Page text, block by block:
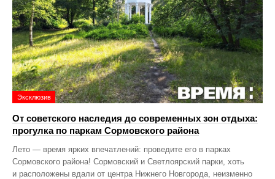
Эксклюзив
От советского наследия до современных зон отдыха:
прогулка по паркам Сормовского района
Лето — время ярких впечатлений: проведите его в парках
Сормовского района! Сормовский и Светлоярский парки, хоть
и расположены вдали от центра Нижнего Новгорода, неизменно